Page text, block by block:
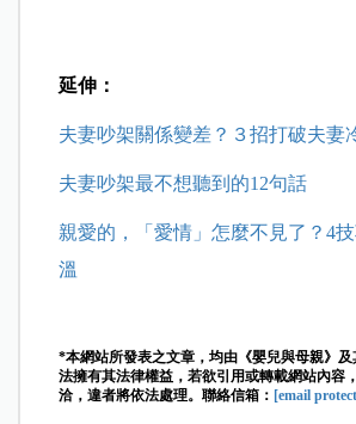
延伸：
夫妻吵架關係變差？３招打破夫妻
夫妻吵架最不想聽到的12句話
親愛的，「愛情」怎麼不見了？4
溫
*本網站所發表之文章，均由《嬰兒與母親》
法擁有其法律權益，若欲引用或轉載網站內容
洽，違者將依法處理。聯絡信箱： [email